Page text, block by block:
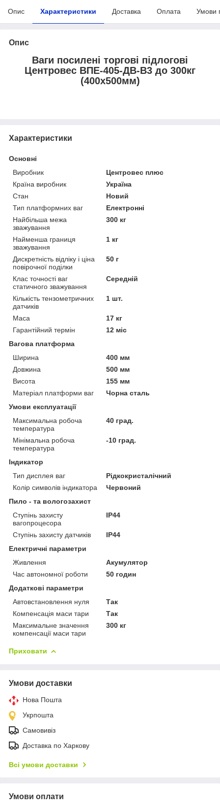
Опис Характеристики Доставка Оплата Умови
Опис
Ваги посилені торгові підлогові
Центровес ВПЕ-405-ДВ-В3 до 300кг
(400х500мм)
Характеристики
Основні
Виробник
Центровес плюс
Країна виробник
Україна
Стан
Новий
Тип платформних ваг
Електронні
Найбільша межа
зважування
300 кг
Найменша границя
зважування
1 кг
Дискретність відліку і ціна
повірочної поділки
50 г
Клас точності ваг
статичного зважування
Середній
Кількість тензометричних
датчиків
1 шт.
Маса
17 кг
Гарантійний термін
12 міс
Вагова платформа
Ширина
400 мм
Довжина
500 мм
Висота
155 мм
Матеріал платформи ваг
Чорна сталь
Умови експлуатації
Максимальна робоча
температура
40 град.
Мінімальна робоча
температура
-10 град.
Індикатор
Тип дисплея ваг
Рідкокристалічний
Колір символів індикатора
Червоний
Пило - та вологозахист
Ступінь захисту
вагопроцесора
IP44
Ступінь захисту датчиків
IP44
Електричні параметри
Живлення
Акумулятор
Час автономної роботи
50 годин
Додаткові параметри
Автовстановлення нуля
Так
Компенсація маси тари
Так
Максимальне значення
компенсації маси тари
300 кг
Приховати
Умови доставки
Нова Пошта
Укрпошта
Самовивіз
Доставка по Харкову
Всі умови доставки
Умови оплати